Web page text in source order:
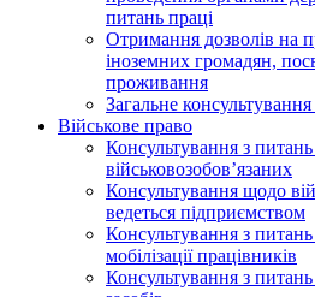
питань праці
Отримання дозволів на
іноземних громадян,
проживання
Загальне
Військове право
Консультування з
військовозобов’язаних
Консультування щодо
ведеться підприємством
Консультування з питань
мобілізації працівників
Консультування з питань